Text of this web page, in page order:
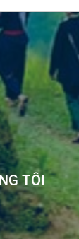
TÔI